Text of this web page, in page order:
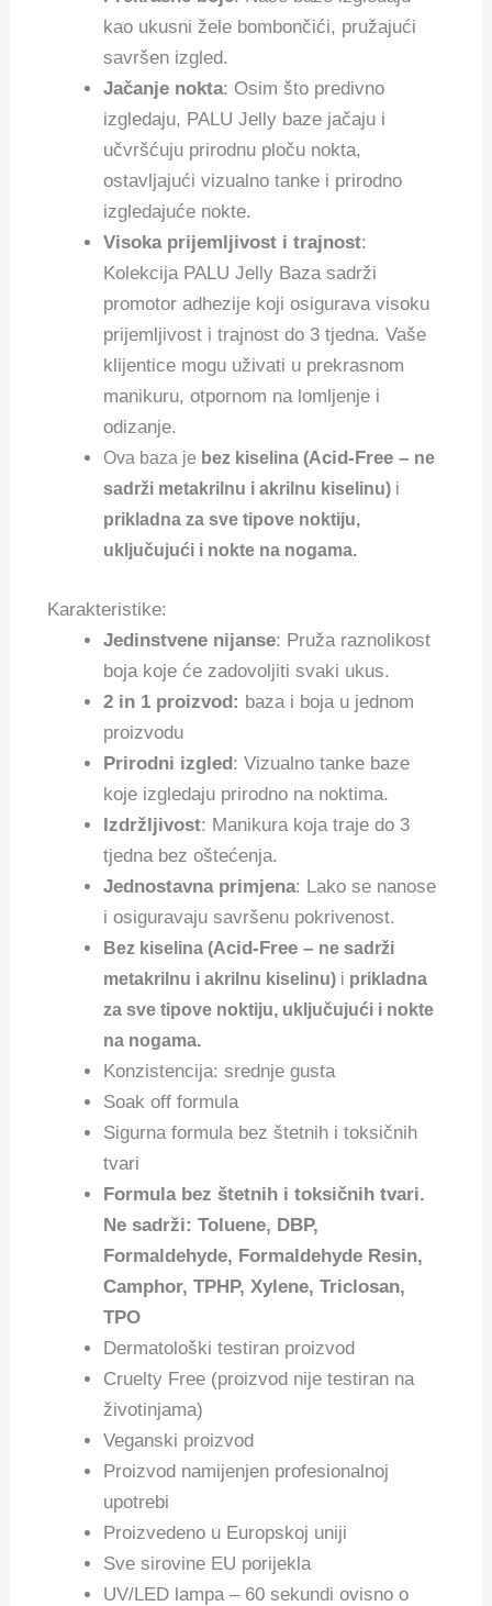
kao ukusni žele bombončići, pružajući
savršen izgled.
Jačanje nokta: Osim što predivno
izgledaju, PALU Jelly baze jačaju i
učvršćuju prirodnu ploču nokta,
ostavljajući vizualno tanke i prirodno
izgledajuće nokte.
Visoka prijemljivost i trajnost:
Kolekcija PALU Jelly Baza sadrži
promotor adhezije koji osigurava visoku
prijemljivost i trajnost do 3 tjedna. Vaše
klijentice mogu uživati u prekrasnom
manikuru, otpornom na lomljenje i
odizanje.
Ova baza je bez kiselina (Acid-Free – ne
sadrži metakrilnu i akrilnu kiselinu) i
prikladna za sve tipove noktiju,
uključujući i nokte na nogama.
Karakteristike:
Jedinstvene nijanse: Pruža raznolikost
boja koje će zadovoljiti svaki ukus.
2 in 1 proizvod: baza i boja u jednom
proizvodu
Prirodni izgled: Vizualno tanke baze
koje izgledaju prirodno na noktima.
Izdržljivost: Manikura koja traje do 3
tjedna bez oštećenja.
Jednostavna primjena: Lako se nanose
i osiguravaju savršenu pokrivenost.
Bez kiselina (Acid-Free – ne sadrži
metakrilnu i akrilnu kiselinu) i prikladna
za sve tipove noktiju, uključujući i nokte
na nogama.
Konzistencija: srednje gusta
Soak off formula
Sigurna formula bez štetnih i toksičnih
tvari
Formula bez štetnih i toksičnih tvari.
Ne sadrži: Toluene, DBP,
Formaldehyde, Formaldehyde Resin,
Camphor, TPHP, Xylene, Triclosan,
TPO
Dermatološki testiran proizvod
Cruelty Free (proizvod nije testiran na
životinjama)
Veganski proizvod
Proizvod namijenjen profesionalnoj
upotrebi
Proizvedeno u Europskoj uniji
Sve sirovine EU porijekla
UV/LED lampa – 60 sekundi ovisno o